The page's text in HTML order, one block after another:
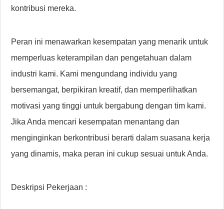
kontribusi mereka.
Peran ini menawarkan kesempatan yang menarik untuk
memperluas keterampilan dan pengetahuan dalam
industri kami. Kami mengundang individu yang
bersemangat, berpikiran kreatif, dan memperlihatkan
motivasi yang tinggi untuk bergabung dengan tim kami.
Jika Anda mencari kesempatan menantang dan
menginginkan berkontribusi berarti dalam suasana kerja
yang dinamis, maka peran ini cukup sesuai untuk Anda.
Deskripsi Pekerjaan :